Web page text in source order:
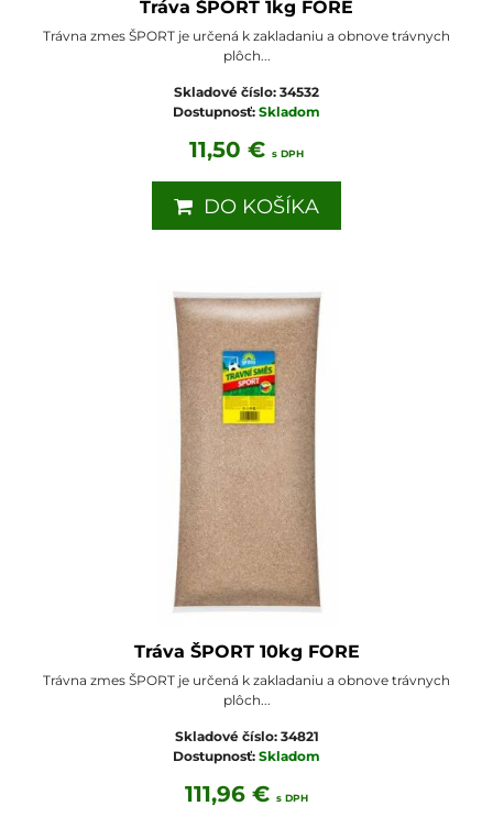
Tráva ŠPORT 1kg FORE
Trávna zmes ŠPORT je určená k zakladaniu a obnove trávnych
plôch...
Skladové číslo: 34532
Dostupnosť: Skladom
11,50 € s DPH
DO KOŠÍKA
Tráva ŠPORT 10kg FORE
Trávna zmes ŠPORT je určená k zakladaniu a obnove trávnych
plôch...
Skladové číslo: 34821
Dostupnosť: Skladom
111,96 € s DPH